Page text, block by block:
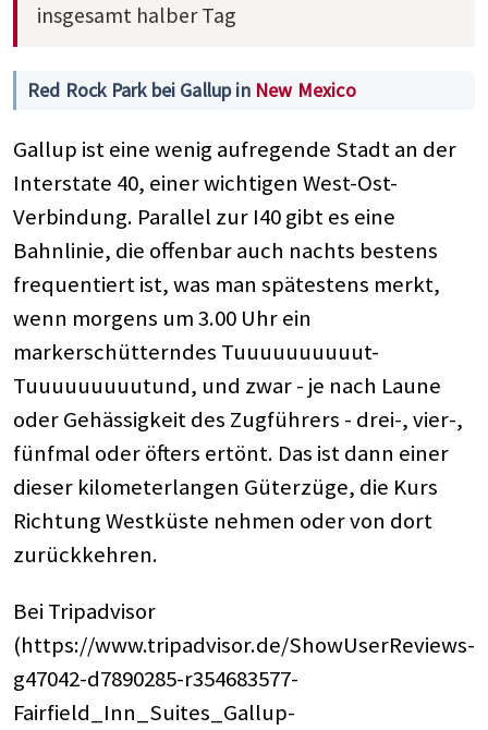
insgesamt halber Tag
Red Rock Park bei Gallup in New Mexico
Gallup ist eine wenig aufregende Stadt an der
Interstate 40, einer wichtigen West-Ost-
Verbindung. Parallel zur I40 gibt es eine
Bahnlinie, die offenbar auch nachts bestens
frequentiert ist, was man spätestens merkt,
wenn morgens um 3.00 Uhr ein
markerschütterndes Tuuuuuuuuuut-
Tuuuuuuuuutund, und zwar - je nach Laune
oder Gehässigkeit des Zugführers - drei-, vier-,
fünfmal oder öfters ertönt. Das ist dann einer
dieser kilometerlangen Güterzüge, die Kurs
Richtung Westküste nehmen oder von dort
zurückkehren.
Bei Tripadvisor
(https://www.tripadvisor.de/ShowUserReviews-
g47042-d7890285-r354683577-
Fairfield_Inn_Suites_Gallup-